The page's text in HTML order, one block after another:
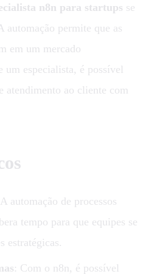
n8n para startups se
automação permite que as
em um mercado
especialista, é possível
atendimento ao cliente com
automação de processos
tempo para que equipes se
estratégicas.
: Com o n8n, é possível